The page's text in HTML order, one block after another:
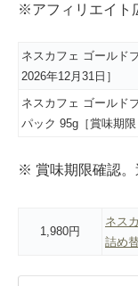
※アフィリエイト
ネスカフェ ゴールド
2026年12月31日］
ネスカフェ ゴールド
パック 95g［賞味期限
※ 賞味期限確認。
1,980円
ネス
詰め